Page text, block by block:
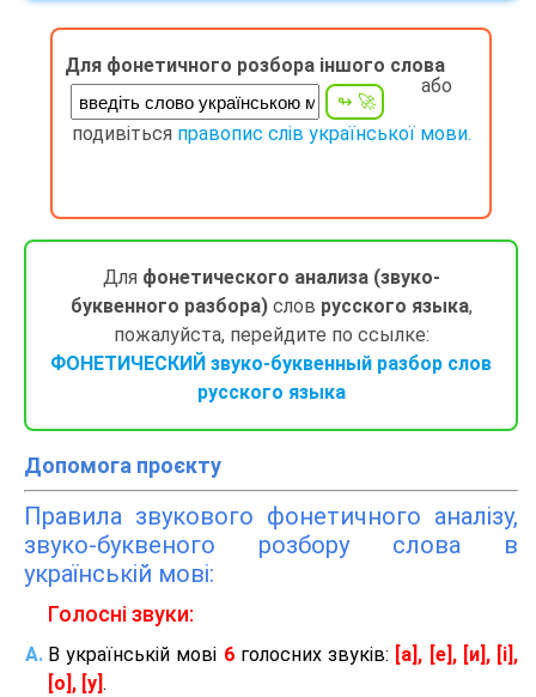
Для фонетичного розбора іншого слова
або
подивіться правопис слів української мови.
Для фонетического анализа (звуко-
буквенного разбора)слов русского языка,
пожалуйста, перейдите по ссылке:
ФОНЕТИЧЕСКИЙ звуко-буквенный разбор слов
русского языка
Допомога проєкту
Правила звукового фонетичного аналізу,
звуко-буквеного розбору слова в
українській мові:
Голосні звуки:
В українській мові 6голосних звуків:
[а], [е], [и], [і],
[о], [у] .